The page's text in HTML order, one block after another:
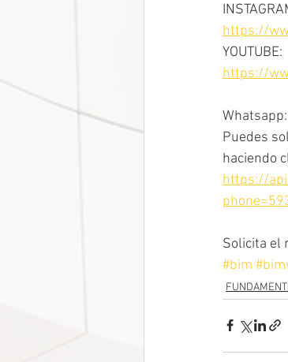
https://
YOUTUBE:
https://
Puedes
haciendo
https://
Solicita el
#bim